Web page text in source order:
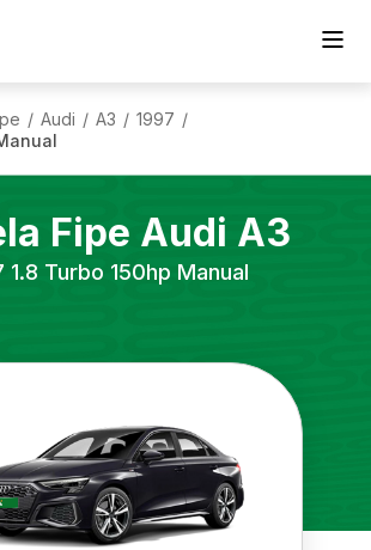
/ Audi / A3 / 1997 /
Fipe Audi A3
1.8 Turbo 150hp Manual